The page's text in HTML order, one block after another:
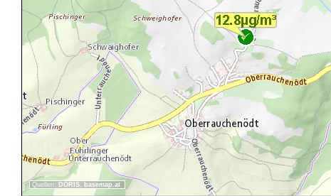
Quellen: DORIS, basemap.at